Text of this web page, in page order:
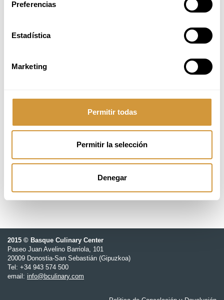
Preferencias
Estadística
Marketing
Permitir todas
Permitir la selección
Denegar
UNAVAILABLE PLACES
25 de abril, 2026
08:30 - 16:30h (CEST)
Basque Culinary Center
2015 © Basque Culinary Center
Paseo Juan Avelino Barriola, 101
20009 Donostia-San Sebastián (Gipuzkoa)
Tel: +34 943 574 500
email: info@bculinary.com